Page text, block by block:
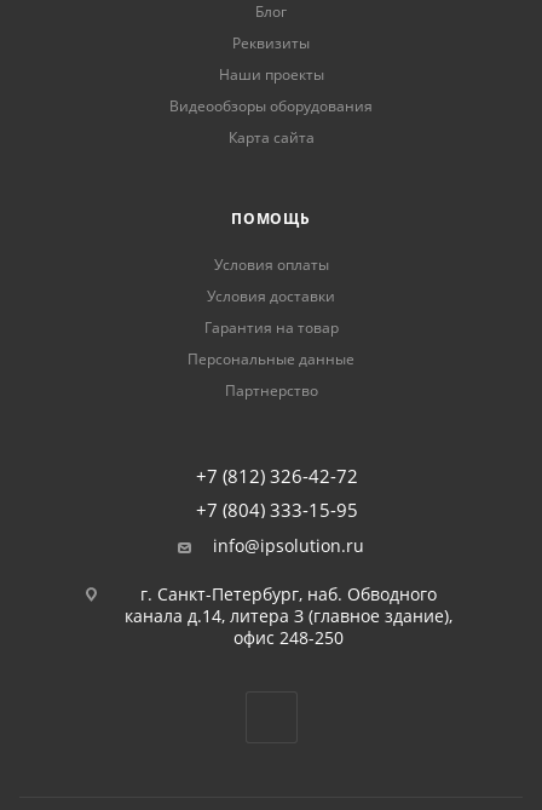
Блог
Реквизиты
Наши проекты
Видеообзоры оборудования
Карта сайта
ПОМОЩЬ
Условия оплаты
Условия доставки
Гарантия на товар
Персональные данные
Партнерство
+7 (812) 326-42-72
+7 (804) 333-15-95
info@ipsolution.ru
г. Санкт-Петербург, наб. Обводного
канала д.14, литера З (главное здание),
офис 248-250